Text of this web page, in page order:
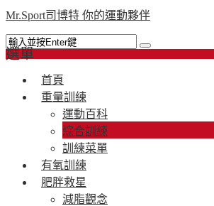
Mr.Sport司博特 你的運動夥伴
選單
首頁
重量訓練
運動百科
綜合訓練
訓練菜單
有氧訓練
肥胖救星
減脂觀念